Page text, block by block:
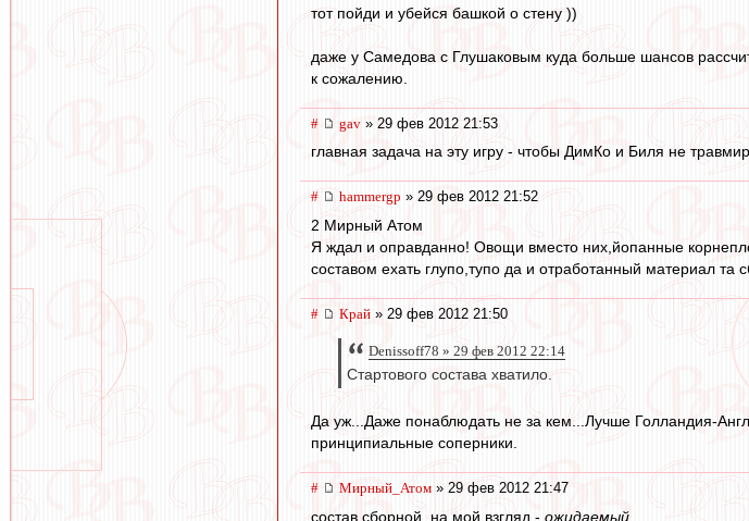
тот пойди и убейся башкой о стену ))
даже у Самедова с Глушаковым куда больше шансов
к сожалению.
# gav » 29 фев 2012 21:53
главная задача на эту игру - чтобы ДимКо и Биля не
# hammergp » 29 фев 2012 21:52
2 Мирный Атом
Я ждал и оправданно! Овощи вместо них,йопанные
составом ехать глупо,тупо да и отработанный материал та
# Край » 29 фев 2012 21:50
Denissoff78 » 29 фев 2012 22:14
Стартового состава хватило.
Да уж...Даже понаблюдать не за кем...Лучше Голландия-
принципиальные соперники.
# Мирный_Атом » 29 фев 2012 21:47
состав сборной, на мой взгляд - ожидаемый.